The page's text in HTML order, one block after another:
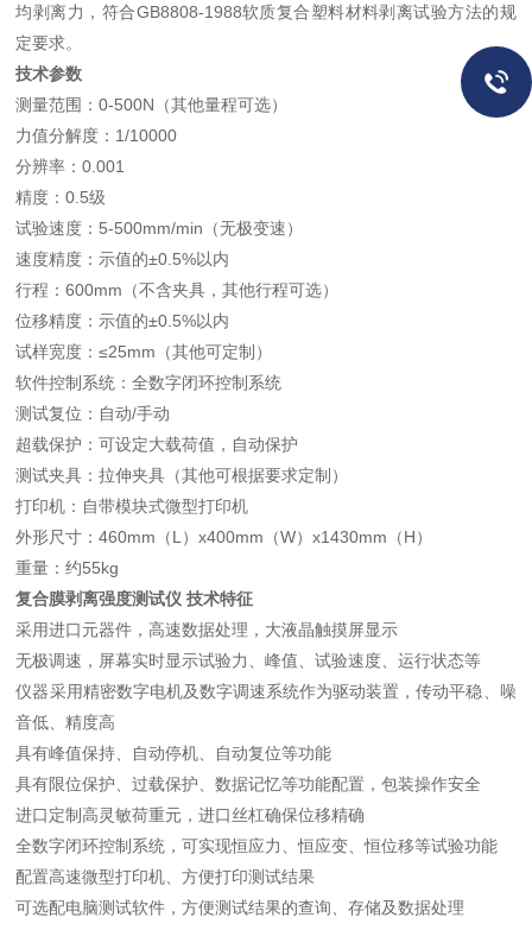
均剥离力，符合GB8808-1988软质复合塑料材料剥离试验方法的规
定要求。
技术参数
测量范围：0-500N（其他量程可选）
力值分解度：1/10000
分辨率：0.001
精度：0.5级
试验速度：5-500mm/min（无极变速）
速度精度：示值的±0.5%以内
行程：600mm（不含夹具，其他行程可选）
位移精度：示值的±0.5%以内
试样宽度：≤25mm（其他可定制）
软件控制系统：全数字闭环控制系统
测试复位：自动/手动
超载保护：可设定大载荷值，自动保护
测试夹具：拉伸夹具（其他可根据要求定制）
打印机：自带模块式微型打印机
外形尺寸：460mm（L）x400mm（W）x1430mm（H）
重量：约55kg
复合膜剥离强度测试仪 技术特征
采用进口元器件，高速数据处理，大液晶触摸屏显示
无极调速，屏幕实时显示试验力、峰值、试验速度、运行状态等
仪器采用精密数字电机及数字调速系统作为驱动装置，传动平稳、噪
音低、精度高
具有峰值保持、自动停机、自动复位等功能
具有限位保护、过载保护、数据记忆等功能配置，包装操作安全
进口定制高灵敏荷重元，进口丝杠确保位移精确
全数字闭环控制系统，可实现恒应力、恒应变、恒位移等试验功能
配置高速微型打印机、方便打印测试结果
可选配电脑测试软件，方便测试结果的查询、存储及数据处理